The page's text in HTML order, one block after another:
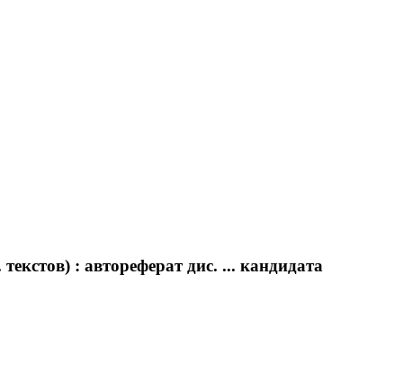
: автореферат дис. ... кандидата